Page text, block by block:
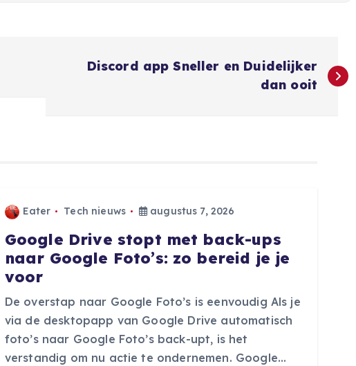
Discord app Sneller en Duidelijker
dan ooit
Eater Tech nieuws augustus 7, 2026
Google Drive stopt met back-ups
naar Google Foto’s: zo bereid je je
voor
De overstap naar Google Foto’s is eenvoudig Als je
via de desktopapp van Google Drive automatisch
foto’s naar Google Foto’s back-upt, is het
verstandig om nu actie te ondernemen. Google…